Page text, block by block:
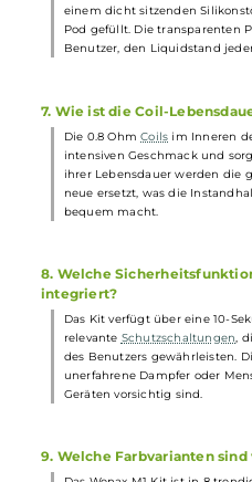
sowie Langlebigkeit und
Das Kit wird über den
zu 1 A aufgeladen. Dies
des 800 mAhAkkus und
Dampfsitzungen. Der
angezeigt.
M1 Pod Kit?
Das Kit bietet ein MTL
Tabakzigarette nahe
Zigarettefür Raucher
und einem ergonomischen
eine angenehme und
6. Wie wird das Liquid in